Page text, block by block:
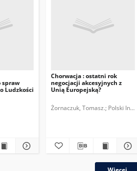
spraw
Ludzkości
Chorwacja : ostatni rok
negocjacji akcesyjnych z
Unią Europejską?
Żornaczuk, Tomasz. Polski